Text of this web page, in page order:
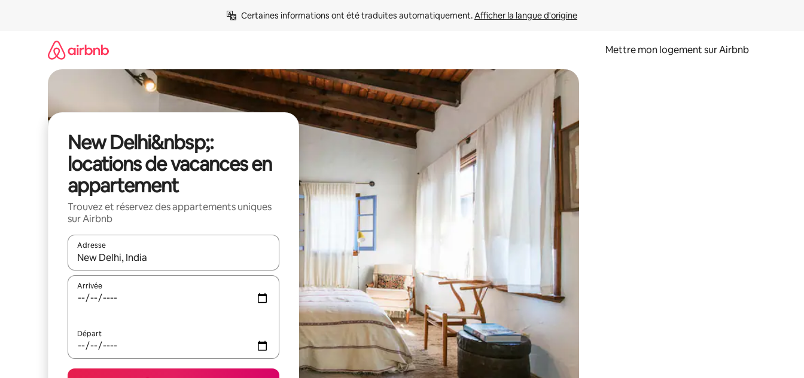
Certaines informations ont été traduites automatiquement. Afficher la langue d'origine
Mettre mon logement sur Airbnb
New Delhi&nbsp;:
locations de vacances en
appartement
Trouvez et réservez des appartements uniques
sur Airbnb
Adresse
Lorsque les résultats s'affichent, utilisez les flèches vers le haut et vers le bas pour les parcourir ou en appuyant et en faisant glisser.
Arrivée
Départ